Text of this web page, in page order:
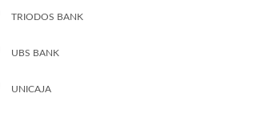
TRIODOS BANK
UBS BANK
UNICAJA